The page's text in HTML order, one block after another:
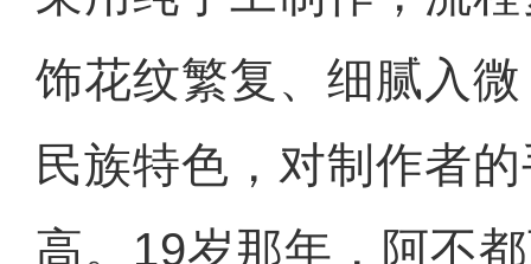
饰花纹繁复、细腻入
民族特色，对制作者
高。19岁那年，阿不